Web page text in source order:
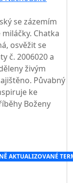
se zázemím
Chatka
osvěžit se
č. 2006020 a
živým
Půvabný
ke
Boženy
AKTUALIZOVANÉ